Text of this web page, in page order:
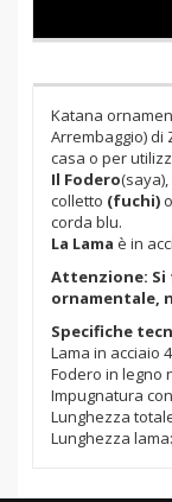
Katana
Arrembaggio)
casa o per
Il Fodero
colletto (fuchi)
corda blu.
La Lama è in
Attenzione:
ornamentale,
Specifiche
Lama in acciaio
Fodero in legno
Impugnatura
Lunghezza
Lunghezza